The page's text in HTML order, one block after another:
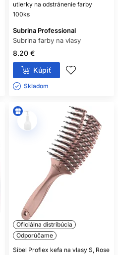
utierky na odstránenie farby
100ks
Subrina Professional
Subrina farby na vlasy
8.20 €
Kúpiť
Skladom ㅤ
Oficiálna distribúcia
Odporúčame
Sibel Proflex kefa na vlasy S, Rose